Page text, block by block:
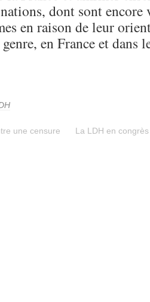
dont sont encore
en raison de leur
en France et dans
une censure
La LDH en